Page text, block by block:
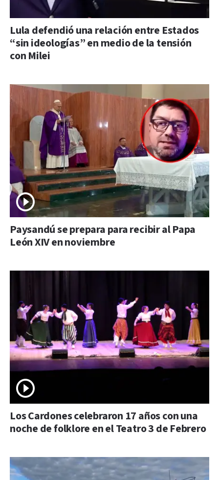
Lula defendió una relación entre Estados
“sin ideologías” en medio de la tensión
con Milei
Paysandú se prepara para recibir al Papa
León XIV en noviembre
Los Cardones celebraron 17 años con una
noche de folklore en el Teatro 3 de Febrero